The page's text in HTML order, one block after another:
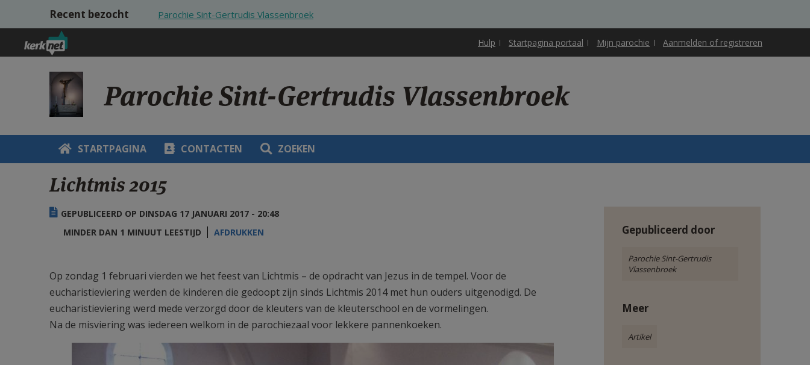
Overslaan en naar de inhoud gaan
Recent bezocht Parochie Sint-Gertrudis Vlassenbroek
Hulp Startpagina portaal Mijn parochie Aanmelden of registreren
Parochie Sint-Gertrudis Vlassenbroek
STARTPAGINA CONTACTEN ZOEKEN
Lichtmis 2015
GEPUBLICEERD OP DINSDAG 17 JANUARI 2017 - 20:48
MINDER DAN 1 MINUUT LEESTIJD
AFDRUKKEN
Op zondag 1 februari vierden we het feest van Lichtmis – de opdracht van Jezus in de tempel. Voor de
eucharistieviering werden de kinderen die gedoopt zijn sinds Lichtmis 2014 met hun ouders uitgenodigd. De
eucharistieviering werd mede verzorgd door de kleuters van de kleuterschool en de vormelingen.
Na de misviering was iedereen welkom in de parochiezaal voor lekkere pannenkoeken.
Gepubliceerd door
Parochie Sint-Gertrudis
Vlassenbroek
Meer
Artikel